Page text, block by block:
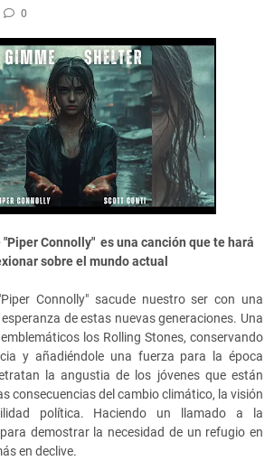
0
Connolly" es una canción que te hará
sobre el mundo actual
Connolly" sacude nuestro ser con una
de estas nuevas generaciones. Una
los Rolling Stones, conservando
y añadiéndole una fuerza para la época
la angustia de los jóvenes que están
consecuencias del cambio climático, la visión
política. Haciendo un llamado a la
demostrar la necesidad de un refugio en
en declive.